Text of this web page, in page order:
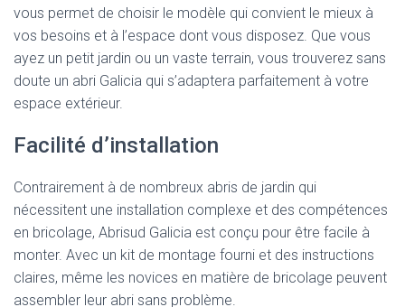
vous permet de choisir le modèle qui convient le mieux à
vos besoins et à l’espace dont vous disposez. Que vous
ayez un petit jardin ou un vaste terrain, vous trouverez sans
doute un abri Galicia qui s’adaptera parfaitement à votre
espace extérieur.
Facilité d’installation
Contrairement à de nombreux abris de jardin qui
nécessitent une installation complexe et des compétences
en bricolage, Abrisud Galicia est conçu pour être facile à
monter. Avec un kit de montage fourni et des instructions
claires, même les novices en matière de bricolage peuvent
assembler leur abri sans problème.